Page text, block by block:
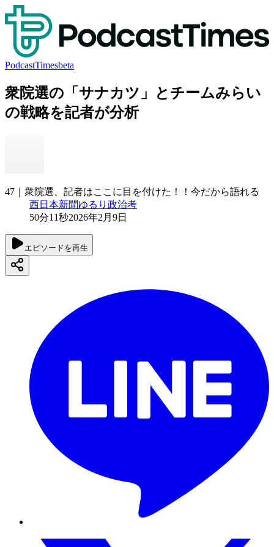
PodcastTimesbeta
衆院選の「サナカツ」とチームみらい
の戦略を記者が分析
47｜衆院選、記者はここに目を付けた！！今だから語れる
西日本新聞ゆるり政治考
50分11秒2026年2月9日
エピソードを再生